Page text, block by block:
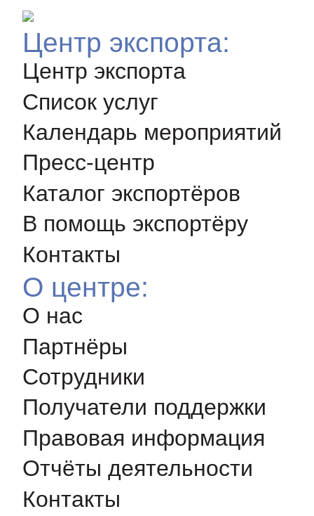
Центр экспорта:
Центр экспорта
Список услуг
Календарь мероприятий
Пресс-центр
Каталог экспортёров
В помощь экспортёру
Контакты
О центре:
О нас
Партнёры
Сотрудники
Получатели поддержки
Правовая информация
Отчёты деятельности
Контакты